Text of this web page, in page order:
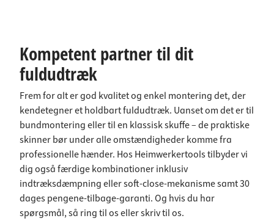
Kompetent partner til dit
fuldudtræk
Frem for alt er god kvalitet og enkel montering det, der
kendetegner et holdbart fuldudtræk. Uanset om det er til
bundmontering eller til en klassisk skuffe – de praktiske
skinner bør under alle omstændigheder komme fra
professionelle hænder. Hos Heimwerkertools tilbyder vi
dig også færdige kombinationer inklusiv
indtræksdæmpning eller soft-close-mekanisme samt 30
dages pengene-tilbage-garanti. Og hvis du har
spørgsmål, så ring til os eller skriv til os.